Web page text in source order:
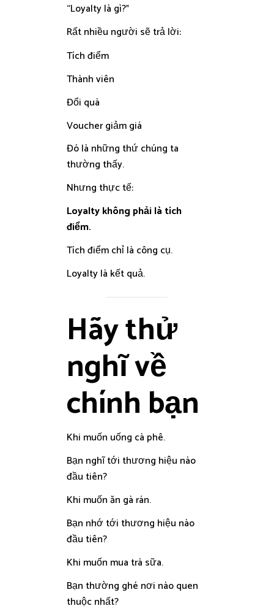
“Loyalty là gì?”
Rất nhiều người sẽ trả lời:
Tích điểm
Thành viên
Đổi quà
Voucher giảm giá
Đó là những thứ chúng ta
thường thấy.
Nhưng thực tế:
Loyalty không phải là tích
điểm.
Tích điểm chỉ là công cụ.
Loyalty là kết quả.
Hãy thử
nghĩ về
chính bạn
Khi muốn uống cà phê.
Bạn nghĩ tới thương hiệu nào
đầu tiên?
Khi muốn ăn gà rán.
Bạn nhớ tới thương hiệu nào
đầu tiên?
Khi muốn mua trà sữa.
Bạn thường ghé nơi nào quen
thuộc nhất?